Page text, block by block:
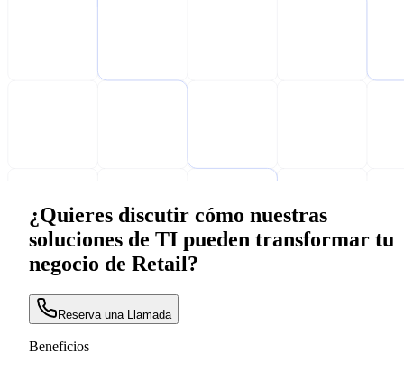
¿Quieres discutir cómo nuestras
soluciones de TI pueden transformar tu
negocio de Retail?
Reserva una Llamada
Beneficios